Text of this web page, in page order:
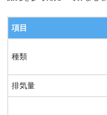
項目
種類
排気量